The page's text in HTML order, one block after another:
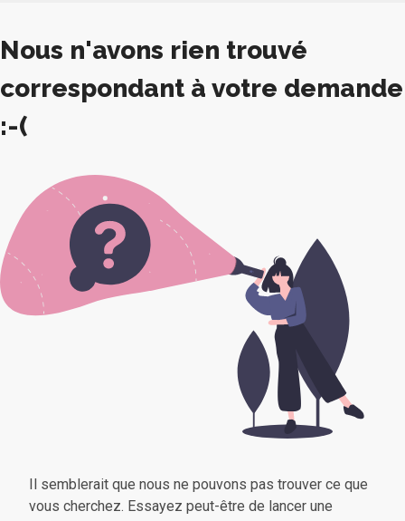
Nous n'avons rien trouvé
correspondant à votre demande
:-(
Il semblerait que nous ne pouvons pas trouver ce que
vous cherchez. Essayez peut-être de lancer une